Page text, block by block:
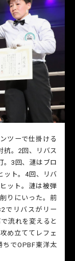
ツーで仕掛ける
抗。2回、リバス
。3回、漣はブロ
ット。4回、リバ
ット。漣は被弾
りにいった。前
でリバスがリー
流れを変えると
め立ててレフェ
ちでOPBF東洋太